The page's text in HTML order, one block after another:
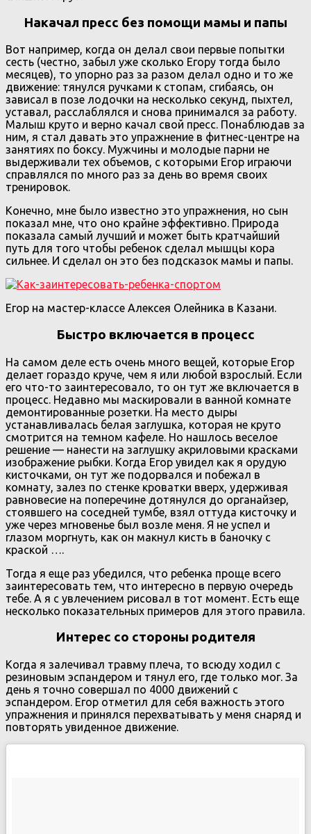
Накачал пресс без помощи мамы и папы
Вот например, когда он делал свои первые попытки
сесть (честно, забыл уже сколько Егору тогда было
месяцев), то упорно раз за разом делал одно и то же
движение: тянулся ручками к стопам, сгибаясь, он
зависал в позе лодочки на несколько секунд, пыхтел,
уставал, расслаблялся и снова принимался за работу.
Малыш круто и верно качал свой пресс. Понаблюдав за
ним, я стал давать это упражнение в фитнес-центре на
занятиях по боксу. Мужчины и молодые парни не
выдерживали тех объемов, с которыми Егор играючи
справлялся по много раз за день во время своих
тренировок.
Конечно, мне было известно это упражнения, но сын
показал мне, что оно крайне эффективно. Природа
показала самый лучший и может быть кратчайший
путь для того чтобы ребенок сделал мышцы кора
сильнее. И сделал он это без подсказок мамы и папы.
Егор на мастер-классе Алексея Олейника в Казани.
Быстро включается в процесс
На самом деле есть очень много вещей, которые Егор
делает гораздо круче, чем я или любой взрослый. Если
его что-то заинтересовало, то он тут же включается в
процесс. Недавно мы маскировали в ванной комнате
демонтированные розетки. На место дыры
устанавливалась белая заглушка, которая не круто
смотрится на темном кафеле. Но нашлось веселое
решение — нанести на заглушку акриловыми красками
изображение рыбки. Когда Егор увидел как я орудую
кисточками, он тут же подорвался и побежал в
комнату, залез по стенке кроватки вверх, удерживая
равновесие на поперечине дотянулся до органайзер,
стоявшего на соседней тумбе, взял оттуда кисточку и
уже через мгновенье был возле меня. Я не успел и
глазом моргнуть, как он макнул кисть в баночку с
краской ….
Тогда я еще раз убедился, что ребенка проще всего
заинтересовать тем, что интересно в первую очередь
тебе. А я с увлечением рисовал в тот момент. Есть еще
несколько показательных примеров для этого правила.
Интерес со стороны родителя
Когда я залечивал травму плеча, то всюду ходил с
резиновым эспандером и тянул его, где только мог. За
день я точно совершал по 4000 движений с
эспандером. Егор отметил для себя важность этого
упражнения и принялся перехватывать у меня снаряд и
повторять увиденное движение.